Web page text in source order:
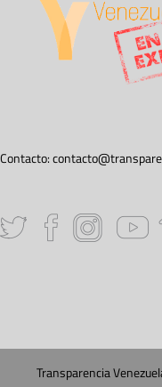
Contacto:
Transparencia